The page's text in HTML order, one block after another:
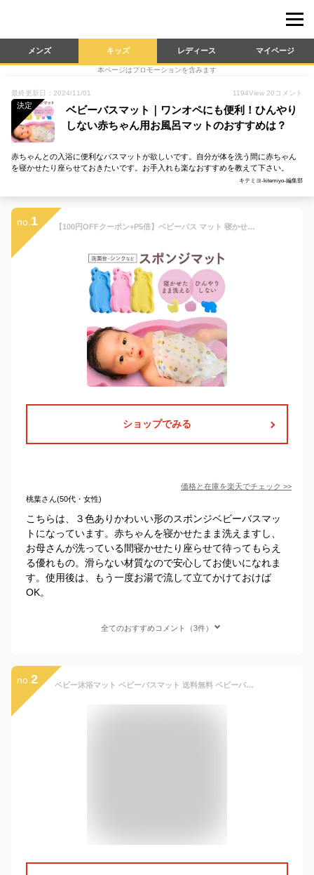
メンズ キッズ レディース マイページ
本ページはプロモーションを含みます
最終更新日：2024/11/01 1194View 20 コメント
決定
ベビーバスマット｜ワンオペにも便利！ひんやり
しない赤ちゃん用お風呂マットのおすすめは？
赤ちゃんとの入浴に便利なバスマットが欲しいです。自分が体を洗う間に赤ちゃん
を寝かせたり座らせておきたいです。お手入れも楽なおすすめを教えて下さい。
キテミヨ-kitemiyo-編集部
no. 1 【100円OFFクーポン+P5倍】ベビーバス マット 寝かせたまま洗える スポンジ バスベッド お風呂マット 赤ちゃん バスマット ベビー用 沐浴 おふろ お風呂 バスマット ワンオペ ウレタン クッション
ショップでみる
価格と在庫を楽天でチェック >>
桃葉さん(50代・女性)
こちらは、３色ありかわいい形のスポンジベビーバスマッ
トになっています。赤ちゃんを寝かせたまま洗えますし、
お母さんが洗っている間寝かせたり座らせて待ってもらえ
る優れもの。滑らない材質なので安心してお使いになれま
す。使用後は、もう一度お湯で流して立てかけておけば
OK。
全てのおすすめコメント（3件）
no. 2 ベビー沐浴マット ベビーバスマット 送料無料 ベビーバス用品 バスネット ベビー用 入浴マット シャワーマット 赤ちゃん 入浴ベッドサポート 滑り止め 安全 ベビーを保護 安全お風呂 通気性いい サイズ調整可能 出産祝い ギフト プレゼント 育児グッズ 男女兼用 0-12月用